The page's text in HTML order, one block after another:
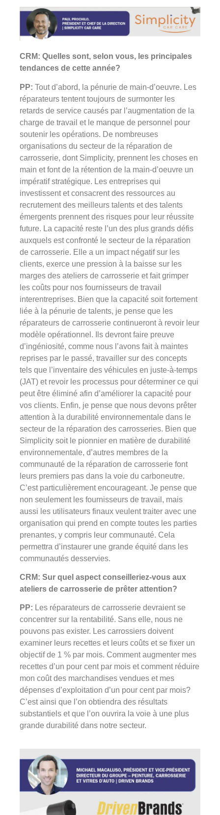
CRM: Quelles sont, selon vous, les principales
tendances de cette année?
PP: Tout d’abord, la pénurie de main-d’oeuvre. Les
réparateurs tentent toujours de surmonter les
retards de service causés par l’augmentation de la
charge de travail et le manque de personnel pour
soutenir les opérations. De nombreuses
organisations du secteur de la réparation de
carrosserie, dont Simplicity, prennent les choses en
main et font de la rétention de la main-d’oeuvre un
impératif stratégique. Les entreprises qui
investissent et consacrent des ressources au
recrutement des meilleurs talents et des talents
émergents prennent des risques pour leur réussite
future. La capacité reste l’un des plus grands défis
auxquels est confronté le secteur de la réparation
de carrosserie. Elle a un impact négatif sur les
clients, exerce une pression à la baisse sur les
marges des ateliers de carrosserie et fait grimper
les coûts pour nos fournisseurs de travail
interentreprises. Bien que la capacité soit fortement
liée à la pénurie de talents, je pense que les
réparateurs de carrosserie continueront à revoir leur
modèle opérationnel. Ils devront faire preuve
d’ingéniosité, comme nous l’avons fait à maintes
reprises par le passé, travailler sur des concepts
tels que l’inventaire des véhicules en juste-à-temps
(JAT) et revoir les processus pour déterminer ce qui
peut être éliminé afin d’améliorer la capacité pour
vos clients. Enfin, je pense que nous devons prêter
attention à la durabilité environnementale dans le
secteur de la réparation des carrosseries. Bien que
Simplicity soit le pionnier en matière de durabilité
environnementale, d’autres membres de la
communauté de la réparation de carrosserie font
leurs premiers pas dans la voie du carboneutre.
C’est particulièrement encourageant. Je pense que
non seulement les fournisseurs de travail, mais
aussi les utilisateurs finaux veulent traiter avec une
organisation qui prend en compte toutes les parties
prenantes, y compris leur communauté. Cela
permettra d’instaurer une grande équité dans les
communautés desservies.
CRM: Sur quel aspect conseilleriez-vous aux
ateliers de carrosserie de prêter attention?
PP: Les réparateurs de carrosserie devraient se
concentrer sur la rentabilité. Sans elle, nous ne
pouvons pas exister. Les carrossiers doivent
examiner leurs recettes et leurs coûts et se fixer un
objectif de 1 % par mois. Comment augmenter mes
recettes d’un pour cent par mois et comment réduire
mon coût des marchandises vendues et mes
dépenses d’exploitation d’un pour cent par mois?
C’est ainsi que l’on obtiendra des résultats
substantiels et que l’on ouvrira la voie à une plus
grande durabilité dans notre secteur.